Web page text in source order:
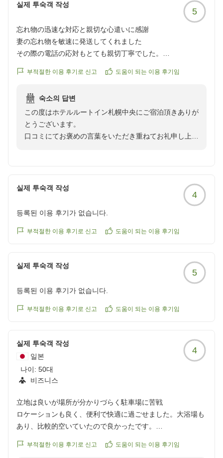
실제 투숙객 작성
5
忘れ物の迅速な対応と親切な心遣いに感謝
妻の忘れ物を敏速に発送してくれました
その際の電話の応対もとても親切丁寧でした。
これまで沢山ホテルに泊まって2回ほど忘れ物して送って頂
ありがとうございました!
クチコミの詳細はこちらから
https://review.travel.rakuten.co.jp/hotel/voice/108142?
reviewId=33123478283149
부적절한 이용 후기로 신고 도움이 되는 이용 후기임
숙소의 답변
この度はホテルルートイン札幌中央にご宿泊頂きありが
とうございます。
口コミにてお褒めの言葉をいただき重ねてお礼申し上げ
一同精進して参ります。
また札幌お越しの際は是非当館ご利用頂けると幸いで
お客様のまたのご来館を心よりお待ちしております。
玉手
실제 투숙객 작성
4
등록된 이용 후기가 없습니다.
부적절한 이용 후기로 신고 도움이 되는 이용 후기임
실제 투숙객 작성
5
등록된 이용 후기가 없습니다.
부적절한 이용 후기로 신고 도움이 되는 이용 후기임
실제 투숙객 작성
일본
나이: 50대
비즈니스
4
立地は良いが場所が分かりづらく駐車場に苦戦
ロケーションも良く、便利で快適に過ごせました。大浴場も
あり、比較的空いていたので良かったです。
に分かりづらかったです。付近は繁華街なので一方通行ばか
부적절한 이용 후기로 신고 도움이 되는 이용 후기임